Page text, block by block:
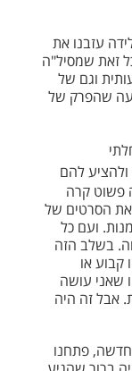
עזבנו את
זאת שמסיל"ה
וגם של
שהפרק של
ולהציע להם
פשוט קרה
את הסרטים של
ועם כל
בשלב הזה
או
שאני עושה
אבל זה היה
חדשה, פתחנו